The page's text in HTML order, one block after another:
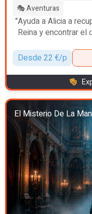
🎭 Aventuras
"Ayuda a Alicia a
Reina y encontrar
Desde 22 €/p
El Misterio De La